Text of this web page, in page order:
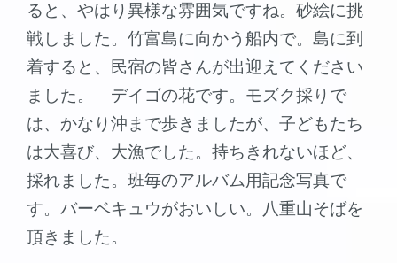
ると、やはり異様な雰囲気ですね。砂絵に挑
戦しました。竹富島に向かう船内で。島に到
着すると、民宿の皆さんが出迎えてください
ました。 デイゴの花です。モズク採りで
は、かなり沖まで歩きましたが、子どもたち
は大喜び、大漁でした。持ちきれないほど、
採れました。班毎のアルバム用記念写真で
す。バーベキュウがおいしい。八重山そばを
頂きました。